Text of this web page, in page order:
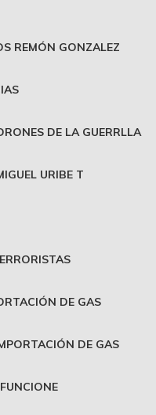
REMÓN GONZALEZ
DE LA GUERRLLA
URIBE T
DE GAS
DE GAS